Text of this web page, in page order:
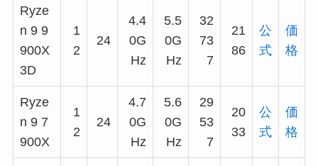
Ryze
n 9 9
900X
3D
1
2
24
4.4
0G
Hz
5.5
0G
Hz
32
73
7
21
86
公
式
価
格
Ryze
n 9 7
900X
1
2
24
4.7
0G
Hz
5.6
0G
Hz
29
53
7
20
33
公
式
価
格